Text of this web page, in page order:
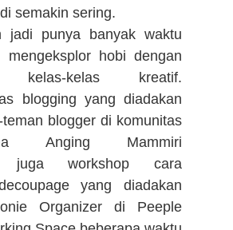
semakin sering.
jadi punya banyak waktu
mengeksplor hobi dengan
kelas-kelas kreatif.
blogging yang diadakan
blogger di komunitas
Anging Mammiri
jugaworkshop cara
yang diadakan
Organizer di Peeple